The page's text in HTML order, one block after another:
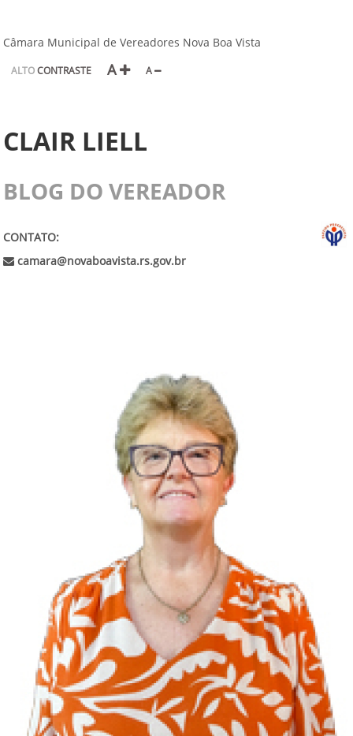
Câmara Municipal de Vereadores Nova Boa Vista
ALTOCONTRASTE A A
CLAIR LIELL
BLOG DO VEREADOR
CONTATO:
camara@novaboavista.rs.gov.br